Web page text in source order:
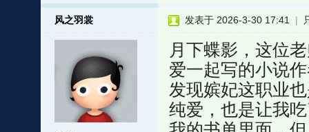
风之羽裳 发表于 2026-3-30 17:41 |
月下蝶影，这位
爱一起写的小说
发现嫔妃这职业
纯爱，也是让我